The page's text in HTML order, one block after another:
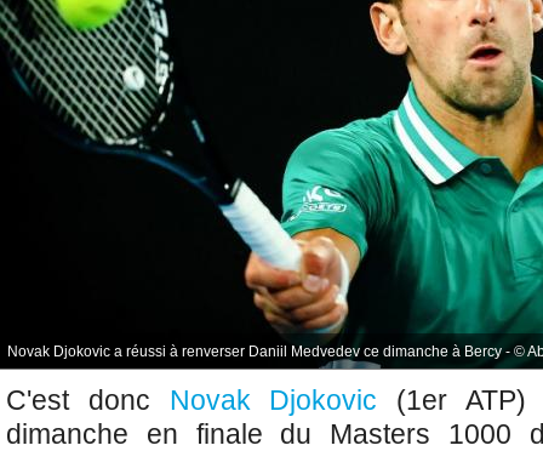
Novak Djokovic a réussi à renverser Daniil Medvedev ce dimanche à Bercy - ©
C'est donc Novak Djokovic (1er
dimanche en finale du Masters 1000